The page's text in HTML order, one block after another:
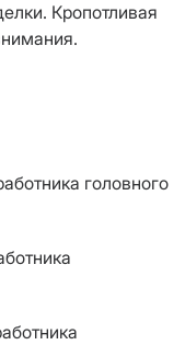
Кропотливая
головного